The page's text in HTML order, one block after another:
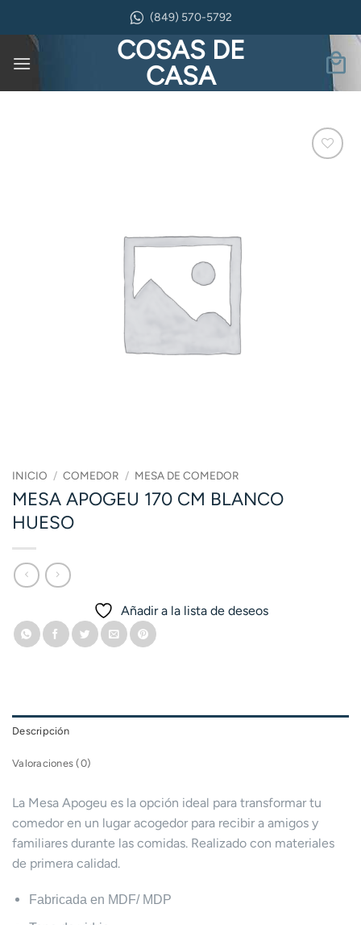
contenido
(849) 570-5792
COSAS DE
CASA
INICIO / COMEDOR / MESA DE COMEDOR
MESA APOGEU 170 CM BLANCO
HUESO
Añadir a la lista de deseos
Descripción
Valoraciones (0)
La Mesa Apogeu es la opción ideal para transformar tu
comedor en un lugar acogedor para recibir a amigos y
familiares durante las comidas. Realizado con materiales
de primera calidad.
Fabricada en MDF/ MDP